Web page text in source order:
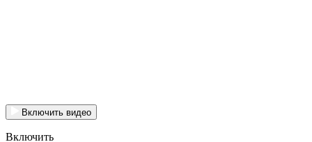
Включить видео
Включить